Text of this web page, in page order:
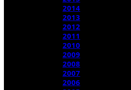
2014
2013
2012
2011
2010
2009
2008
2007
2006